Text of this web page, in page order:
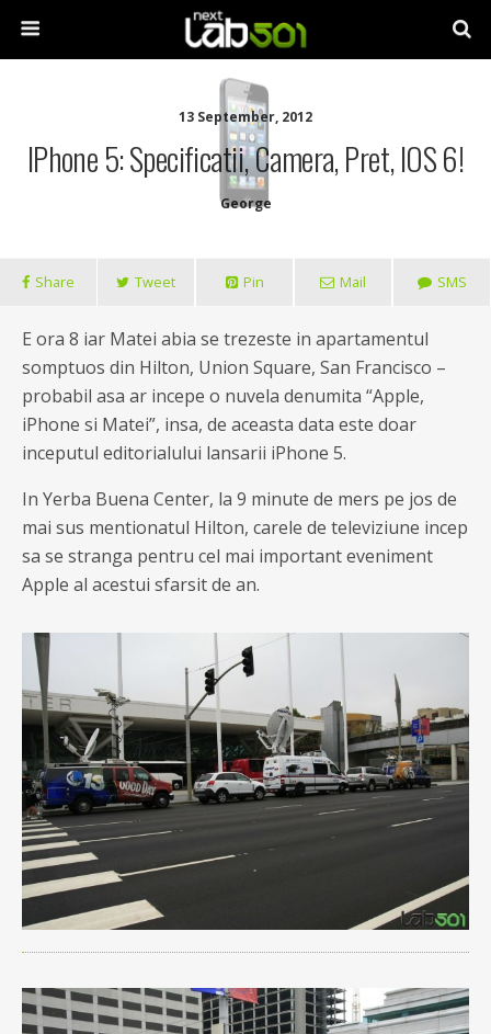
13 September, 2012
IPhone 5: Specificatii, Camera, Pret, IOS 6!
George
Share Tweet Pin Mail SMS
E ora 8 iar Matei abia se trezeste in apartamentul
somptuos din Hilton, Union Square, San Francisco –
probabil asa ar incepe o nuvela denumita “Apple,
iPhone si Matei”, insa, de aceasta data este doar
inceputul editorialului lansarii iPhone 5.
In Yerba Buena Center, la 9 minute de mers pe jos de
mai sus mentionatul Hilton, carele de televiziune incep
sa se stranga pentru cel mai important eveniment
Apple al acestui sfarsit de an.